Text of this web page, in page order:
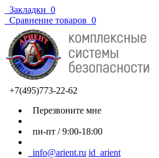
Закладки 0
Сравнение товаров 0
+7(495)773-22-62
Перезвоните мне
пн-пт / 9:00-18:00
info@arient.ru id_arient